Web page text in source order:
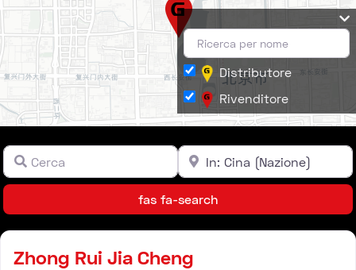
Leaflet| ©OpenStreetMapcontributors ©CARTO
Distributore
Rivenditore
CercaCampo libero VicinoCampo libero
fas fa-searchfas fa-search
Zhong Rui Jia Cheng